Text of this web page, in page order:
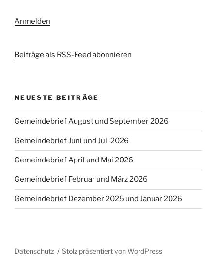
Anmelden
Beiträge als RSS-Feed abonnieren
NEUESTE BEITRÄGE
Gemeindebrief August und September 2026
Gemeindebrief Juni und Juli 2026
Gemeindebrief April und Mai 2026
Gemeindebrief Februar und März 2026
Gemeindebrief Dezember 2025 und Januar 2026
Datenschutz Stolz präsentiert von WordPress